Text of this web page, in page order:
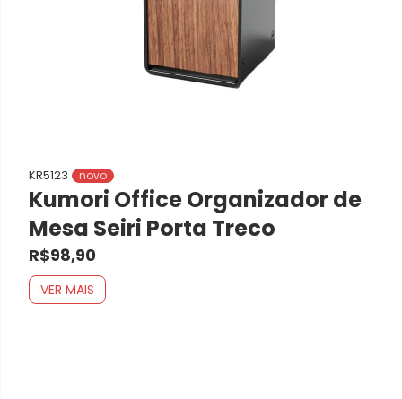
KR5123 novo
Kumori Office Organizador de
Mesa Seiri Porta Treco
R$98,90
VER MAIS